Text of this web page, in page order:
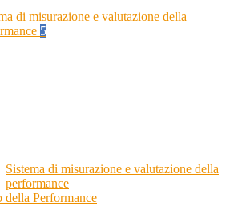
di misurazione e valutazione della
5
Sistema di misurazione e valutazione della
performance
della Performance